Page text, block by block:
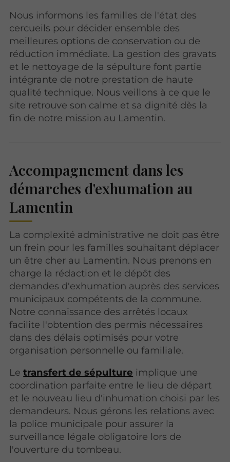
Nous informons les familles de l'état des
cercueils pour décider ensemble des
meilleures options de conservation ou de
réduction immédiate. La gestion des gravats
et le nettoyage de la sépulture font partie
intégrante de notre prestation de haute
qualité technique. Nous veillons à ce que le
site retrouve son calme et sa dignité dès la
fin de notre mission au Lamentin.
Accompagnement dans les
démarches d'exhumation au
Lamentin
La complexité administrative ne doit pas être
un frein pour les familles souhaitant déplacer
un être cher au Lamentin. Nous prenons en
charge la rédaction et le dépôt des
demandes d'exhumation auprès des services
municipaux compétents de la commune.
Notre connaissance des arrêtés locaux
facilite l'obtention des permis nécessaires
dans des délais optimisés pour votre
organisation personnelle ou familiale.
Letransfert de sépulture implique une
coordination parfaite entre le lieu de départ
et le nouveau lieu d'inhumation choisi par les
demandeurs. Nous gérons les relations avec
la police municipale pour assurer la
surveillance légale obligatoire lors de
l'ouverture du tombeau.